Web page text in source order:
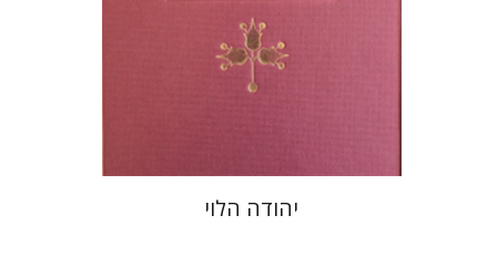
הנחת אתר ספר מודפס
יהודה הלוי